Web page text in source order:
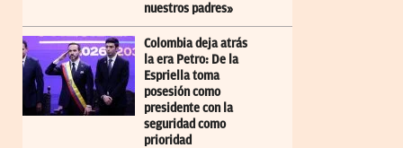
nuestros padres»
Colombia deja atrás
la era Petro: De la
Espriella toma
posesión como
presidente con la
seguridad como
prioridad